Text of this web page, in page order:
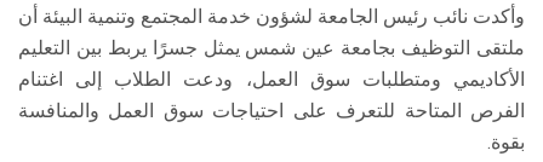
وأكدت نائب رئيس الجامعة لشؤون خدمة المجتمع وتنمية البيئة أن
ملتقى التوظيف بجامعة عين شمس يمثل جسرًا يربط بين التعليم
الأكاديمي ومتطلبات سوق العمل، ودعت الطلاب إلى اغتنام
الفرص المتاحة للتعرف على احتياجات سوق العمل والمنافسة
بقوة.